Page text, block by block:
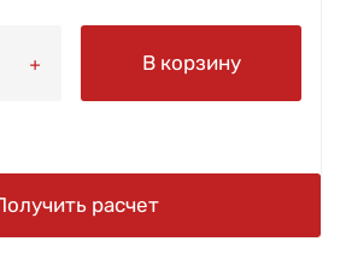
В корзину
расчет